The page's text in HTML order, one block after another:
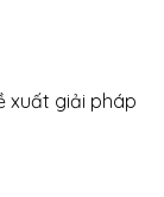
xuất giải pháp